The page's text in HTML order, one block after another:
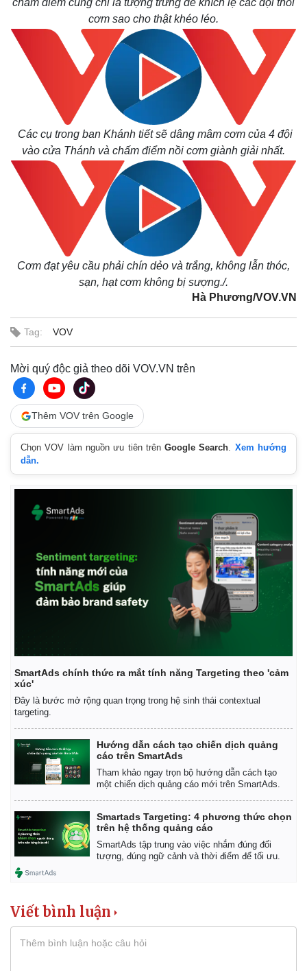
Pháp luật
Tư vấn luật
Quân sự - Quốc phòng
Vũ khí
Việt Nam
chấm điểm cũng chỉ là tượng trưng để khích lệ các đội thổi
cơm sao cho thật khéo léo.
Các cụ trong ban Khánh tiết sẽ dâng mâm cơm của 4 đội
vào cửa Thánh và chấm điểm nồi cơm giành giải nhất.
Cơm đạt yêu cầu phải chín dẻo và trắng, không lẫn thóc,
sạn, hạt cơm không bị sượng./.
Hà Phương/VOV.VN
Tag: VOV
Mời quý độc giả theo dõi VOV.VN trên
Thêm VOV trên Google
Chọn VOV làm nguồn ưu tiên trênGoogle Search. Xem hướng
dẫn.
SmartAds chính thức ra mắt tính năng Targeting theo 'cảm
xúc'
Đây là bước mở rộng quan trọng trong hệ sinh thái contextual
targeting.
Hướng dẫn cách tạo chiến dịch quảng
cáo trên SmartAds
Tham khảo ngay trọn bộ hướng dẫn cách tạo
một chiến dịch quảng cáo mới trên SmartAds.
Smartads Targeting: 4 phương thức chọn
trên hệ thống quảng cáo
SmartAds tập trung vào việc nhắm đúng đối
tượng, đúng ngữ cảnh và thời điểm để tối ưu.
Viết bình luận